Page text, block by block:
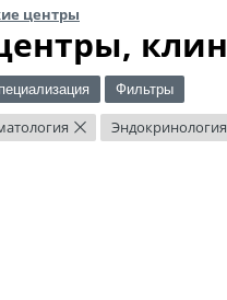
центры
Фильтры
× Эндокринология